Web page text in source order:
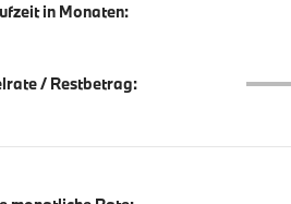
in Monaten:
/ Restbetrag: